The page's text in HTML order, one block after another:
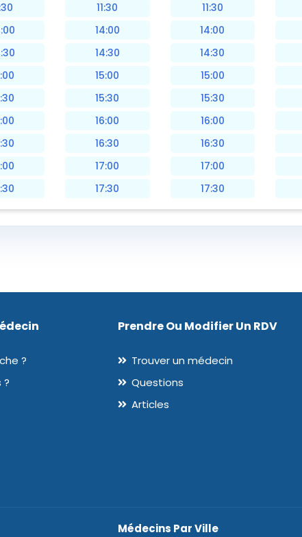
11:30
14:00
14:30
15:00
15:30
16:00
16:30
17:00
17:30
11:30
14:00
14:30
15:00
15:30
16:00
16:30
17:00
17:30
?
?
Prendre Ou Modifier Un RDV
Trouver un médecin
Questions
Articles
Médecins Par Ville